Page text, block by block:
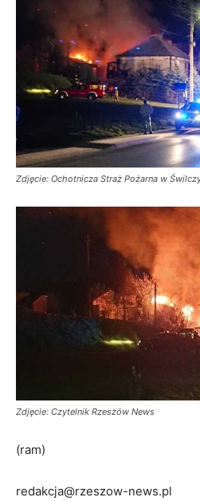
Zdjęcie: Ochotnicza Straż Pożarna w
Zdjęcie: Czytelnik Rzeszów News
(ram)
redakcja@rzeszow-news.pl